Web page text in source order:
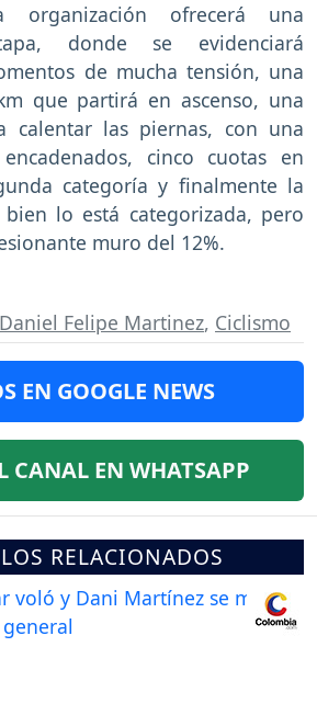
organización ofrecerá una
donde se evidenciará
de mucha tensión, una
que partirá en ascenso, una
calentar las piernas, con una
cinco cuotas en
categoría y finalmente la
lo está categorizada, pero
muro del 12%.
Daniel Felipe Martinez, Ciclismo
EN GOOGLE NEWS
CANAL EN WHATSAPP
RELACIONADOS